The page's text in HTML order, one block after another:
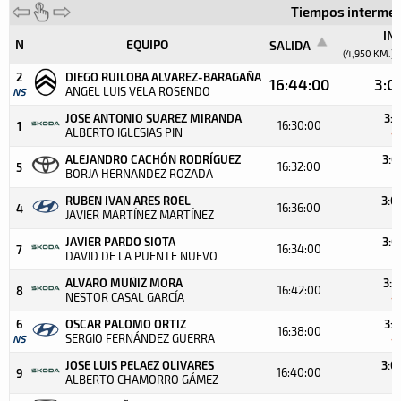
Tiempos
N EQUIPO SALIDA
(4,950 KM.)
2
NS
DIEGO RUILOBA ALVAREZ-BARAGAÑA
ANGEL LUIS VELA ROSENDO 16:44:00
1
JOSE ANTONIO SUAREZ MIRANDA
ALBERTO IGLESIAS PIN 16:30:00
5
ALEJANDRO CACHÓN RODRÍGUEZ
BORJA HERNANDEZ ROZADA 16:32:00
4
RUBEN IVAN ARES ROEL
JAVIER MARTÍNEZ MARTÍNEZ 16:36:00
7
JAVIER PARDO SIOTA
DAVID DE LA PUENTE NUEVO 16:34:00
8
ALVARO MUÑIZ MORA
NESTOR CASAL GARCÍA 16:42:00
6
NS
OSCAR PALOMO ORTIZ
SERGIO FERNÁNDEZ GUERRA 16:38:00
9
JOSE LUIS PELAEZ OLIVARES
ALBERTO CHAMORRO GÁMEZ 16:40:00